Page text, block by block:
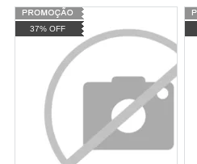
Varejo:
Atacado: R$ 2.550,90 (Apenas
Revendedor)
10 x
Cat:VERMÍFUGOS
COMPRAR
37% OFF